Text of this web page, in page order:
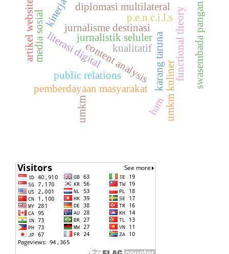
jurnalistik seluler karang taruna
literasi digital
media sosial
pemberdayaan masyarakat umkm kuliner
content analysis functional theory
artikel website jurnalisme destinasi
public relations
p.e.n.c.i.l.s
umkm
kualitatif
kinerja swasembada pangan
diplomasi multilateral
ham